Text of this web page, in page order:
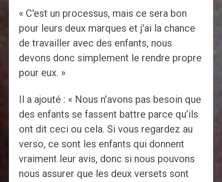
« C'est un processus, mais ce sera bon
pour leurs deux marques et j'ai la chance
de travailler avec des enfants, nous
devons donc simplement le rendre propre
pour eux. »
Il a ajouté : « Nous n’avons pas besoin que
des enfants se fassent battre parce qu’ils
ont dit ceci ou cela. Si vous regardez au
verso, ce sont les enfants qui donnent
vraiment leur avis, donc si nous pouvons
nous assurer que les deux versets sont